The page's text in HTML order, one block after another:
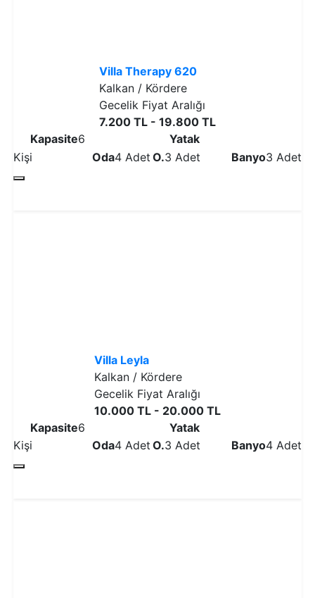
Villa Therapy 620
Kalkan / Kördere
Gecelik Fiyat Aralığı
7.200 TL - 19.800 TL
Kapasite6
Kişi
Oda4 Adet
Yatak
O.3 Adet Banyo3 Adet
Villa Leyla
Kalkan / Kördere
Gecelik Fiyat Aralığı
10.000 TL - 20.000 TL
Kapasite6
Kişi
Oda4 Adet
Yatak
O.3 Adet Banyo4 Adet